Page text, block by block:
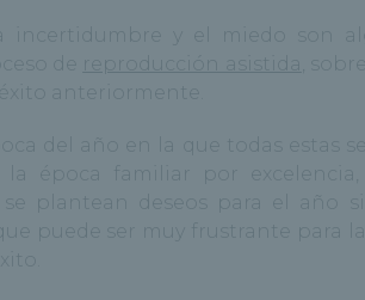
incertidumbre y el miedo son
de
reproducción asistida ,
anteriormente.
del año en la que todas estas
la época familiar por
se plantean deseos para el año
puede ser muy frustrante para